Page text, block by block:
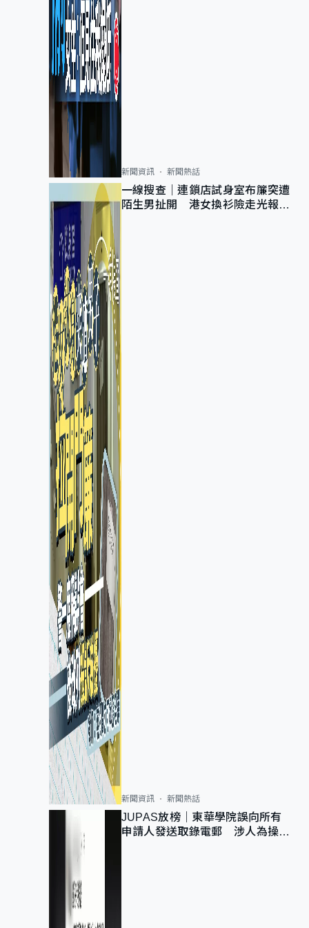
新聞資訊 新聞熱話
一線搜查｜連鎖店試身室布簾突遭
陌生男扯開 港女換衫險走光報
新聞資訊 新聞熱話
JUPAS放榜｜東華學院誤向所有
申請人發送取錄電郵 涉人為操作